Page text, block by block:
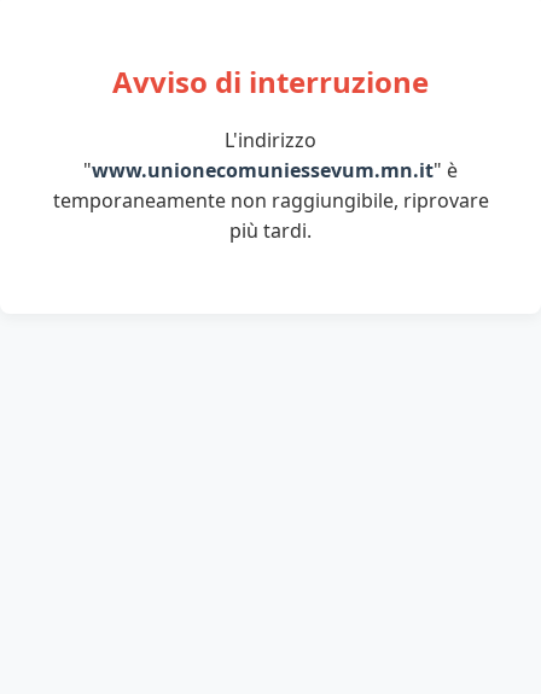
Avviso di interruzione
L'indirizzo
"www.unionecomuniessevum.mn.it" è
temporaneamente non raggiungibile, riprovare
più tardi.